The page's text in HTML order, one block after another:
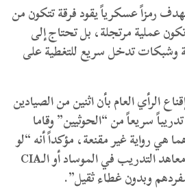
رمزاً عسكرياً يقود فرقة تتكون من
عملية مرتجلة، بل تحتاج إلى
وشبكات تدخل سريع للتغطية على
الرأي العام بأن اثنين من الصيادين
من كيلو 16 تلقيا تدريباً سريعاً من “الحوثيين” وقاما
هي رواية غير مقنعة، مؤكداً أنه “لو
كانوا متخرجين من أعلى معاهد التدريب في الموساد أو الـCIA
وبدون غطاء ثقيل”.